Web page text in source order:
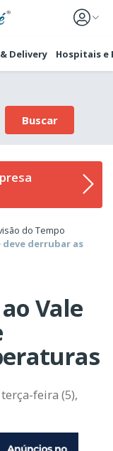
Delivery Hospitais e
Buscar
do Tempo
deve derrubar as
Vale
feira (5),